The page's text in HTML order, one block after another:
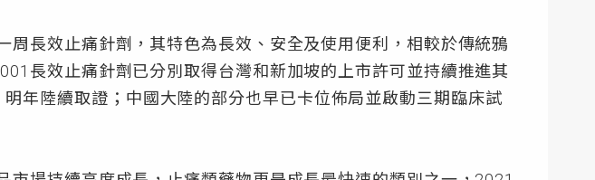
長效止痛針劑，其特色為長效、安全及使用便利，相較於傳統鴉
長效止痛針劑已分別取得台灣和新加坡的上市許可並持續推進其
年陸續取證；中國大陸的部分也早已卡位佈局並啟動三期臨床試